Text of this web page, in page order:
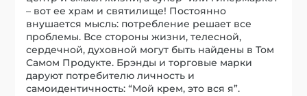
– вот ее храм и святилище! Постоянно
внушается мысль: потребление решает все
проблемы. Все стороны жизни, телесной,
сердечной, духовной могут быть найдены в Том
Самом Продукте. Брэнды и торговые марки
даруют потребителю личность и
самоидентичность: “Мой крем, это вся я”.